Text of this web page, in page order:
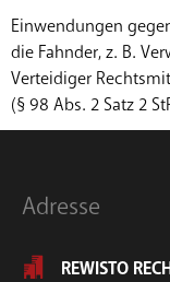
Einwendungen
die Fahnder, z. B.
Verteidiger
(§ 98 Abs. 2 Satz 2
Adresse
REWISTO